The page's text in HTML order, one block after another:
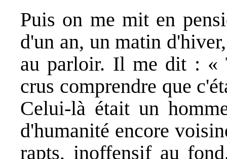
Puis on me mit en
d'un an, un matin
au parloir. Il me dit : «
crus comprendre que
Celui-là était un
d'humanité encore
rapts, inoffensif au